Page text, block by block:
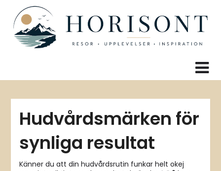
content
Hudvårdsmärken för
synliga resultat
Känner du att din hudvårdsrutin funkar helt okej